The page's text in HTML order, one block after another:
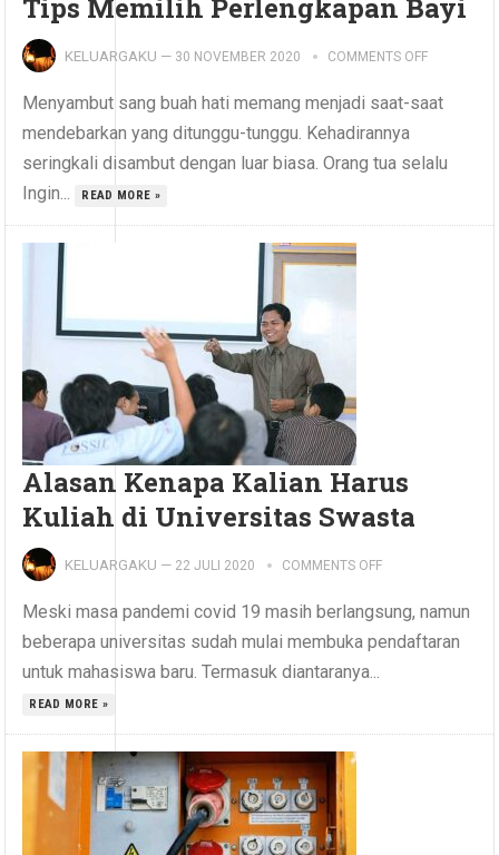
Tips Memilih Perlengkapan Bayi
KELUARGAKU — 30 NOVEMBER 2020 COMMENTS OFF
Menyambut sang buah hati memang menjadi saat-saat
mendebarkan yang ditunggu-tunggu. Kehadirannya
seringkali disambut dengan luar biasa. Orang tua selalu
Ingin...
READ MORE »
Alasan Kenapa Kalian Harus
Kuliah di Universitas Swasta
KELUARGAKU — 22 JULI 2020 COMMENTS OFF
Meski masa pandemi covid 19 masih berlangsung, namun
beberapa universitas sudah mulai membuka pendaftaran
untuk mahasiswa baru. Termasuk diantaranya...
READ MORE »